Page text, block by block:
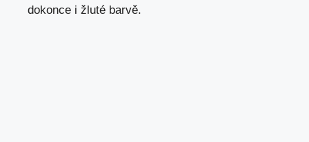
dokonce i žluté barvě.